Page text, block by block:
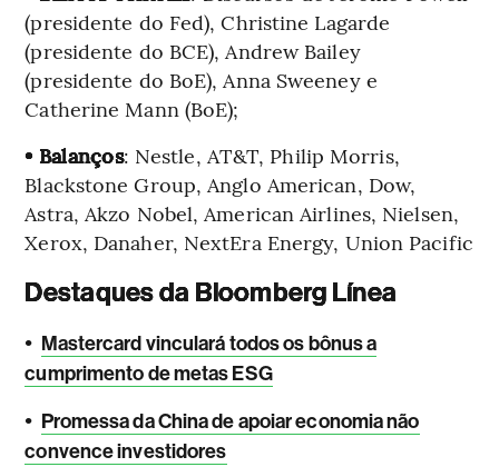
(presidente do Fed), Christine Lagarde
(presidente do BCE), Andrew Bailey
(presidente do BoE), Anna Sweeney e
Catherine Mann (BoE);
• Balanços: Nestle, AT&T, Philip Morris,
Blackstone Group, Anglo American, Dow,
Astra, Akzo Nobel, American Airlines, Nielsen,
Xerox, Danaher, NextEra Energy, Union Pacific
Destaques da Bloomberg Línea
• Mastercard vinculará todos os bônus a
cumprimento de metas ESG
• Promessa da China de apoiar economia não
convence investidores